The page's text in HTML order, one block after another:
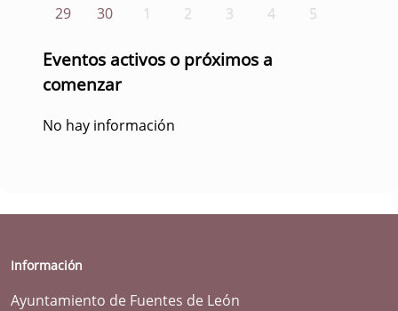
29
30 1 2 3 4 5
Eventos activos o próximos a
comenzar
No hay información
Información
Ayuntamiento de Fuentes de León